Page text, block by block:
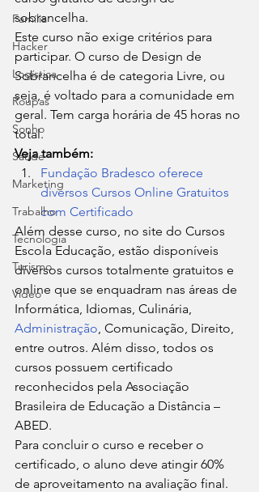
Família
Hacker
Logística
Roupas
Sonho
Saúde
Marketing
Trabalho
Tecnologia
Turismo
Video
sobrancelha.
Este curso não exige critérios para
participar. O curso de Design de
Sobrancelha é de categoria Livre, ou
seja, é voltado para a comunidade em
geral. Tem carga horária de 45 horas no
total.
Veja também:
Fundação Bradesco oferece
diversos Cursos Online Gratuitos
com Certificado
Além desse curso, no site do Cursos
Escola Educação, estão disponíveis
diversos cursos totalmente gratuitos e
online que se enquadram nas áreas de
Informática, Idiomas, Culinária,
Administração, Comunicação, Direito,
entre outros. Além disso, todos os
cursos possuem certificado
reconhecidos pela Associação
Brasileira de Educação a Distância –
ABED.
Para concluir o curso e receber o
certificado, o aluno deve atingir 60%
de aproveitamento na avaliação final.